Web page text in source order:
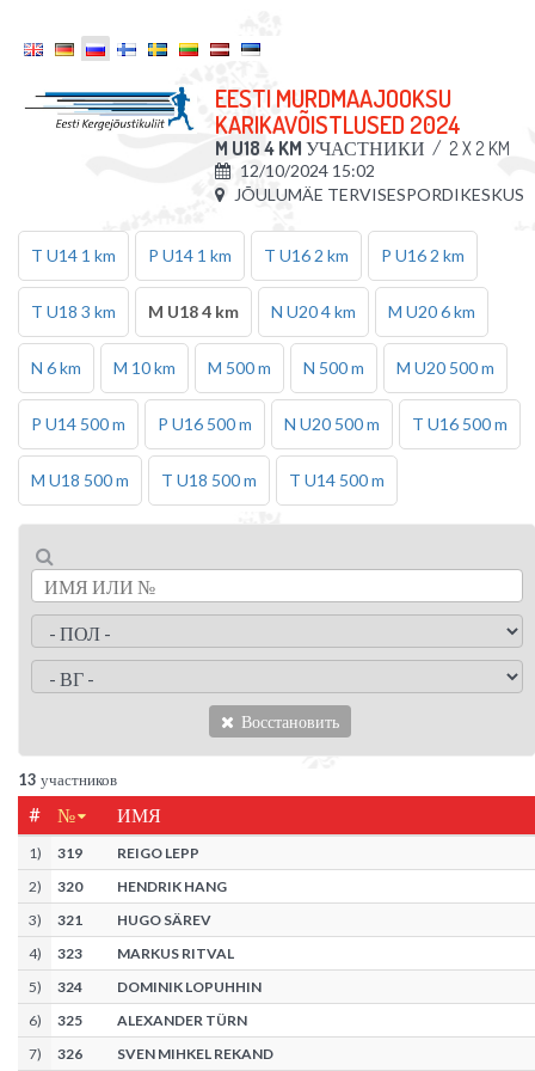
EESTI MURDMAAJOOKSU
KARIKAVÕISTLUSED 2024
M U18 4 KM УЧАСТНИКИ / 2 X 2 KM
12/10/2024 15:02
JÕULUMÄE TERVISESPORDIKESKUS
T U14 1 km P U14 1 km T U16 2 km P U16 2 km
T U18 3 km M U18 4 km N U20 4 km M U20 6 km
N 6 km M 10 km M 500 m N 500 m M U20 500 m
P U14 500 m P U16 500 m N U20 500 m T U16 500 m
M U18 500 m T U18 500 m T U14 500 m
Восстановить
13 участников
# № ИМЯ
1) 319
REIGO LEPP
2) 320
HENDRIK HANG
3) 321
HUGO SÄREV
4) 323
MARKUS RITVAL
5) 324
DOMINIK LOPUHHIN
6) 325
ALEXANDER TÜRN
7) 326 SVEN MIHKEL REKAND